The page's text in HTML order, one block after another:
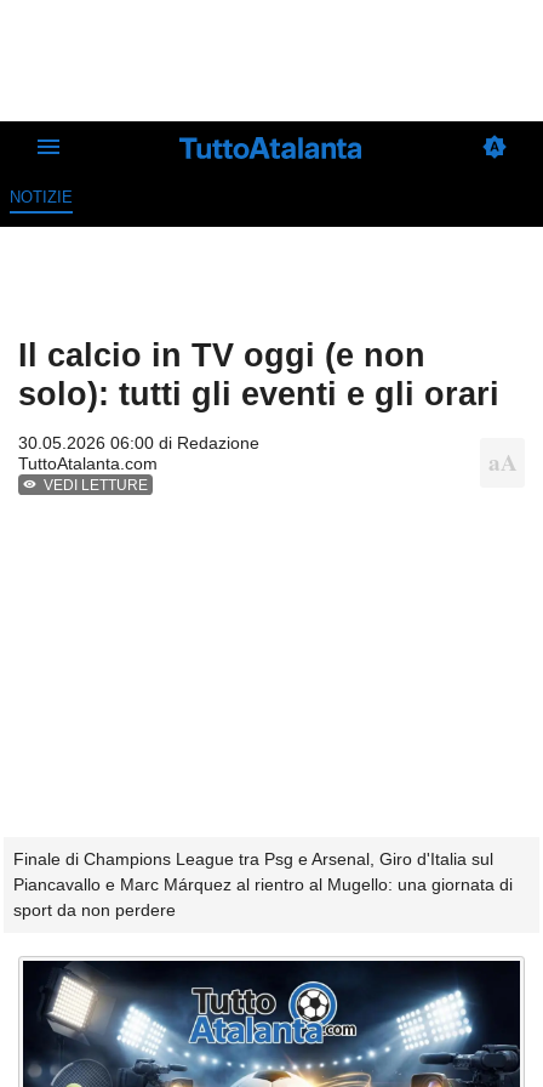
NOTIZIE
Il calcio in TV oggi (e non
solo): tutti gli eventi e gli orari
30.05.2026 06:00 di Redazione
TuttoAtalanta.com
VEDI LETTURE
Finale di Champions League tra Psg e Arsenal, Giro d'Italia sul
Piancavallo e Marc Márquez al rientro al Mugello: una giornata di
sport da non perdere